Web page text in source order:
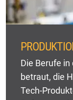
Die Berufe
betraut, die
Tech-